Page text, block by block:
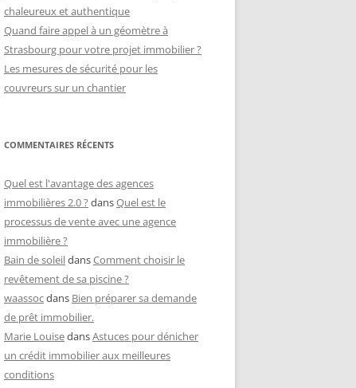
chaleureux et authentique
Quand faire appel à un géomètre à
Strasbourg pour votre projet immobilier ?
Les mesures de sécurité pour les
couvreurs sur un chantier
COMMENTAIRES RÉCENTS
Quel est l'avantage des agences
immobilières 2.0 ? dansQuel est le
processus de vente avec une agence
immobilière ?
Bain de soleildansComment choisir le
revêtement de sa piscine ?
waassocdans Bien préparer sa demande
de prêt immobilier.
Marie LouisedansAstuces pour dénicher
un crédit immobilier aux meilleures
conditions